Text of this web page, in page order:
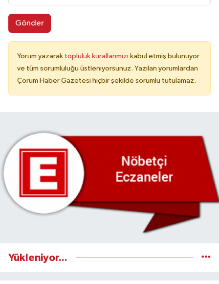
Gönder
Yorum yazarak topluluk kurallarımızı kabul etmiş bulunuyor
ve tüm sorumluluğu üstleniyorsunuz. Yazılan yorumlardan
Çorum Haber Gazetesi hiçbir şekilde sorumlu tutulamaz.
Yükleniyor...